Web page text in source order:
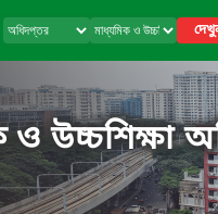
ও উচ্চশিক্ষা